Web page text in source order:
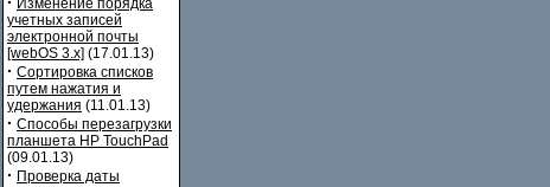
Изменение порядка
учетных записей
электронной почты
[webOS 3.x] (17.01.13)
· Сортировка списков
путем нажатия и
удержания (11.01.13)
· Способы перезагрузки
планшета HP TouchPad
(09.01.13)
· Проверка даты